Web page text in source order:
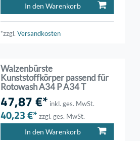
In den Warenkorb
*zzgl.Versandkosten
Walzenbürste
Kunststoffkörper passend für
Rotowash A34 P A34 T
47,87 €* inkl. ges. MwSt.
40,23 €* zzgl. ges. MwSt.
In den Warenkorb